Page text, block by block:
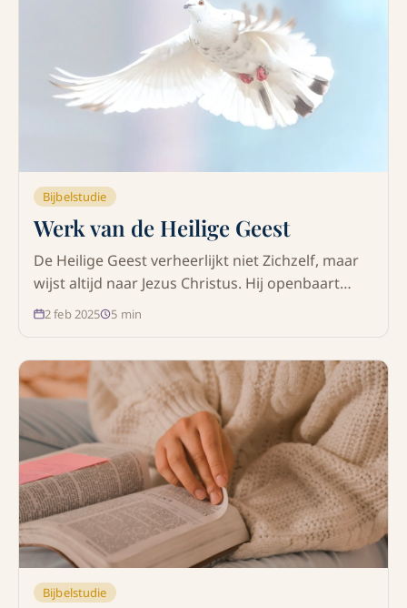
Bijbelstudie
Werk van de Heilige Geest
De Heilige Geest verheerlijkt niet Zichzelf, maar
wijst altijd naar Jezus Christus. Hij openbaart
Gods karakter, leidt tot wedergeboorte, overtuigt
het leven van iedere gelovige.
2 feb 2025 5 min
Bijbelstudie